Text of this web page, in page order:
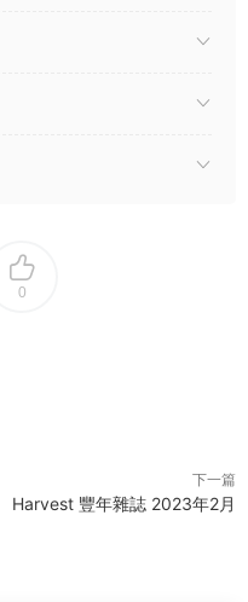
0
下一篇
Harvest 豐年雜誌 2023年2月